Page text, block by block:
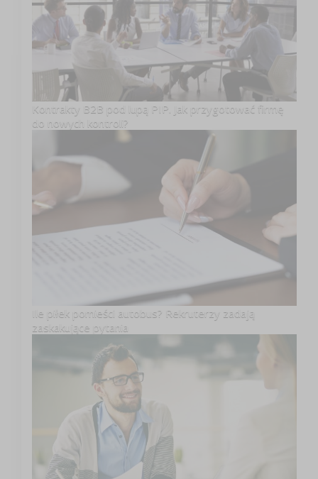
Kontrakty B2B pod lupą PIP. Jak przygotować firmę
do nowych kontroli?
Ile piłek pomieści autobus? Rekruterzy zadają
zaskakujące pytania